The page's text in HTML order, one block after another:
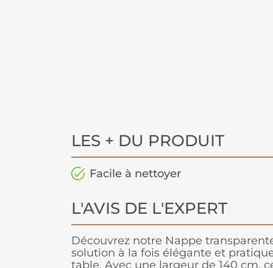
LES + DU PRODUIT
Facile à nettoyer
L'AVIS DE L'EXPERT
Découvrez notre Nappe
solution à la fois élégante et
table. Avec une largeur de 140 cm,